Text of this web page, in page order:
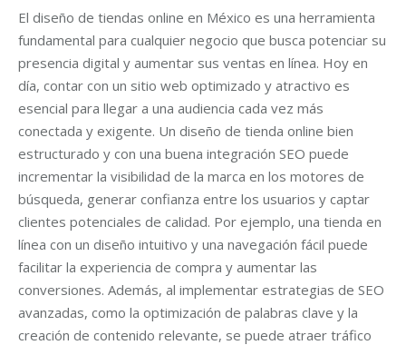
El diseño de tiendas online en México es una herramienta
fundamental para cualquier negocio que busca potenciar su
presencia digital y aumentar sus ventas en línea. Hoy en
día, contar con un sitio web optimizado y atractivo es
esencial para llegar a una audiencia cada vez más
conectada y exigente. Un diseño de tienda online bien
estructurado y con una buena integración SEO puede
incrementar la visibilidad de la marca en los motores de
búsqueda, generar confianza entre los usuarios y captar
clientes potenciales de calidad. Por ejemplo, una tienda en
línea con un diseño intuitivo y una navegación fácil puede
facilitar la experiencia de compra y aumentar las
conversiones. Además, al implementar estrategias de SEO
avanzadas, como la optimización de palabras clave y la
creación de contenido relevante, se puede atraer tráfico